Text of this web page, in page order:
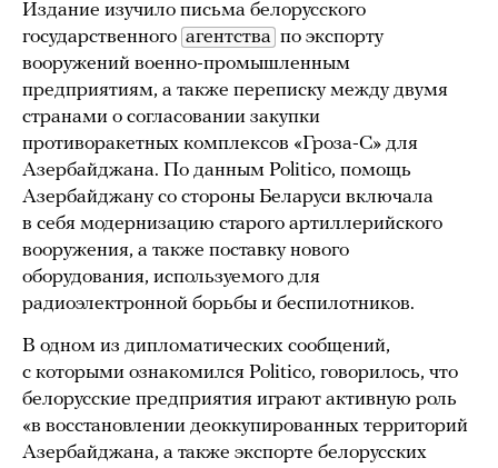
Издание изучило письма белорусского
государственного агентства по экспорту
вооружений военно-промышленным
предприятиям, а также переписку между двумя
странами о согласовании закупки
противоракетных комплексов «Гроза-С» для
Азербайджана. По данным Politico, помощь
Азербайджану со стороны Беларуси включала
в себя модернизацию старого артиллерийского
вооружения, а также поставку нового
оборудования, используемого для
радиоэлектронной борьбы и беспилотников.
В одном из дипломатических сообщений,
с которыми ознакомился Politico, говорилось, что
белорусские предприятия играют активную роль
«в восстановлении деоккупированных территорий
Азербайджана, а также экспорте белорусских